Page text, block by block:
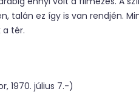
talán ez így is van rendjén.
a tér.
1970. július 7.-)